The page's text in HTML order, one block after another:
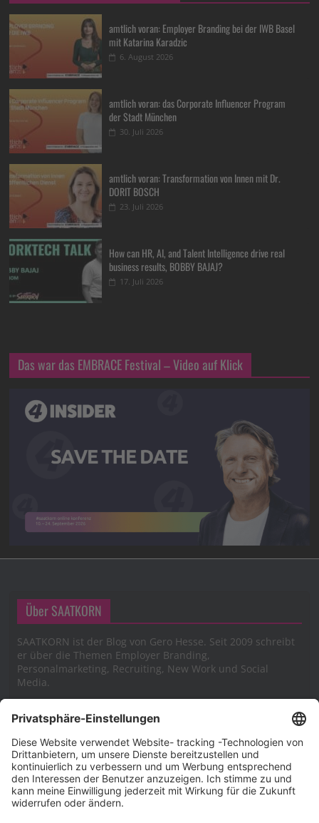
amtlich voran: Employer Branding bei der IWB Basel
mit Katarina Karadzic
6. August 2026
amtlich voran: das Corporate Influencer Program
der Stadt München
30. Juli 2026
amtlich voran: Transformation von Innen mit Dr.
DORIT BOSCH
23. Juli 2026
How can HR, AI, and Talent Intelligence drive real
business results, BOBBY BAJAJ?
17. Juli 2026
Das war das EMBRACE Festival – Video auf Klick
Über SAATKORN
SAATKORN ist der Blog von Gero Hesse. Seit 2009 schreibt
er über die Themen Employer Branding,
Personalmarketing, Recruiting, New Work und Social
Media.
Impressum
Impressum